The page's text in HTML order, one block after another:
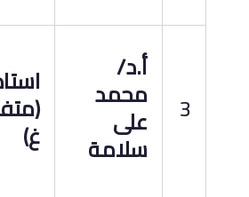
3
أ.د/
محمد
على
سلامة غ)